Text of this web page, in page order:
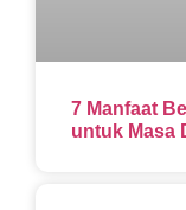
7 Manfaat
untuk Masa